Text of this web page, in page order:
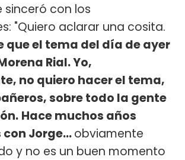
sinceró con los
"Quiero aclarar una cosita.
que el tema del día de ayer
Rial. Yo,
no quiero hacer el tema,
sobre todo la gente
Hace muchos años
Jorge...obviamente
y no es un buen momento